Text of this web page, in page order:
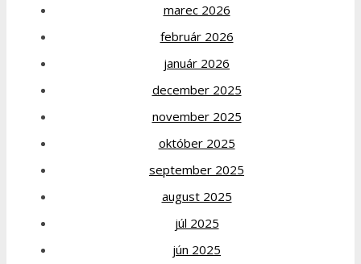
marec 2026
február 2026
január 2026
december 2025
november 2025
október 2025
september 2025
august 2025
júl 2025
jún 2025